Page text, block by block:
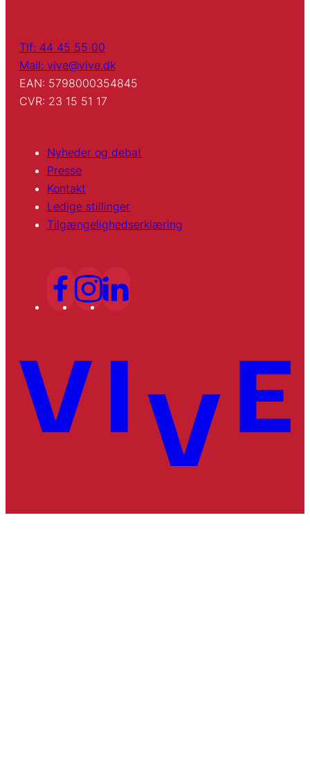
Tlf: 44 45 55 00
Mail: vive@vive.dk
EAN: 5798000354845
CVR: 23 15 51 17
Nyheder og debat
Presse
Kontakt
Ledige stillinger
Tilgængelighedserklæring